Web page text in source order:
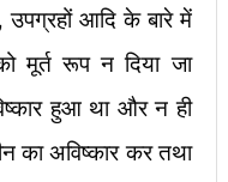
उपग्रहों आदि के बारे में
मूर्त रूप न दिया जा
हुआ था और न ही
का अविष्कार कर तथा